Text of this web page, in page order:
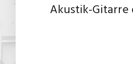
Akustik-Gitarre